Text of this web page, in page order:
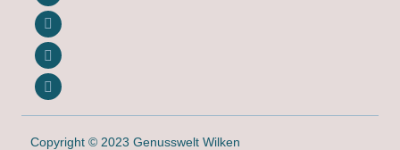
Copyright © 2023 Genusswelt Wilken